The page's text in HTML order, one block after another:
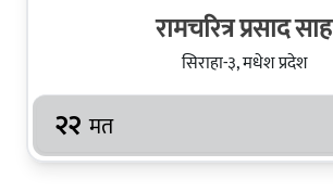
रामचरित्र प्रसाद साह
सिराहा-३, मधेश प्रदेश
२२ मत